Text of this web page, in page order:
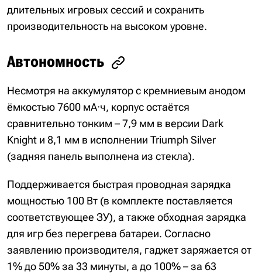
длительных игровых сессий и сохранить
производительность на высоком уровне.
Автономность
Несмотря на аккумулятор с кремниевым анодом
ёмкостью 7600 мА·ч, корпус остаётся
сравнительно тонким – 7,9 мм в версии Dark
Knight и 8,1 мм в исполнении Triumph Silver
(задняя панель выполнена из стекла).
Поддерживается быстрая проводная зарядка
мощностью 100 Вт (в комплекте поставляется
соответствующее ЗУ), а также обходная зарядка
для игр без перегрева батареи. Согласно
заявлению производителя, гаджет заряжается от
1% до 50% за 33 минуты, а до 100% – за 63